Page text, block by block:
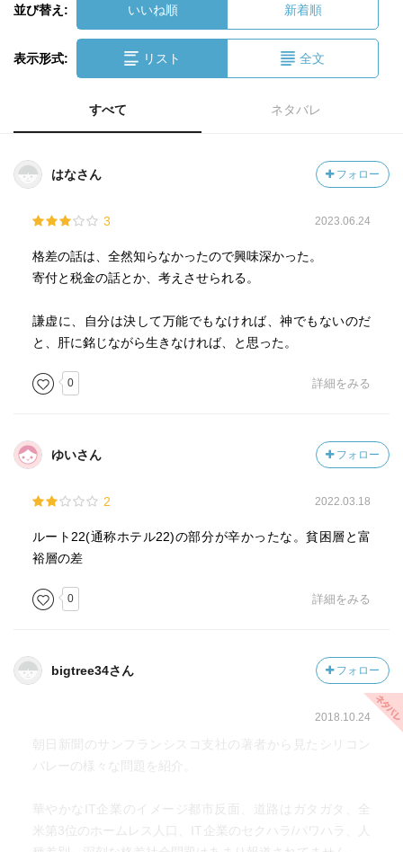
並び替え: いいね順 新着順
表示形式: リスト 全文
すべて ネタバレ
はなさん フォロー
3 2023.06.24
格差の話は、全然知らなかったので興味深かった。
寄付と税金の話とか、考えさせられる。
謙虚に、自分は決して万能でもなければ、神でもないのだ
と、肝に銘じながら生きなければ、と思った。
0 詳細をみる
ゆいさん フォロー
2 2022.03.18
ルート22(通称ホテル22)の部分が辛かったな。貧困層と富
裕層の差
0 詳細をみる
bigtree34さん フォロー
2018.10.24
朝日新聞のサンフランシスコ支社の著者から見たシリコン
バレーの様々な問題を紹介。
華やかなIT企業のイメージ都市反面、道路はガタガタ、全
米第3位のホームレス人口、IT企業のセクハラ/パワハラ、人